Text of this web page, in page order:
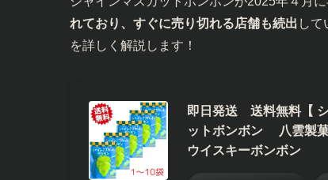
れており、すぐに売り切れる店舗も続出 し
を詳しく解説します！
即日発送 送料無料【
ットボンボン 八雲製菓
ウイスキーボンボン